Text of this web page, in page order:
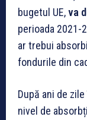
bugetul UE,va
perioada 2021-
ar trebui
fondurile din
După ani de
nivel de